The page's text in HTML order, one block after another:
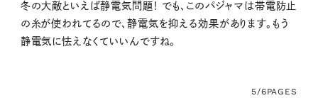
冬の大敵といえば静電気問題！ でも、このパジャマは帯電防止
の糸が使われてるので、静電気を抑える効果があります。もう
静電気に怯えなくていいんですね。
5/6PAGES